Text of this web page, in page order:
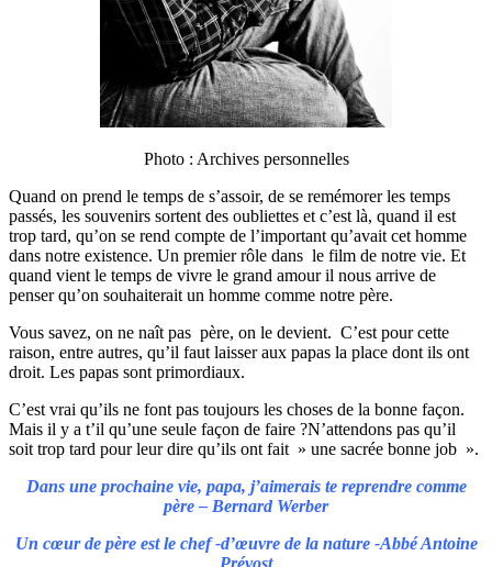
Photo : Archives personnelles
Quand on prend le temps de s’assoir, de se remémorer les temps
passés, les souvenirs sortent des oubliettes et c’est là, quand il est
trop tard, qu’on se rend compte de l’important qu’avait cet homme
dans notre existence. Un premier rôle dans le film de notre vie. Et
quand vient le temps de vivre le grand amour il nous arrive de
penser qu’on souhaiterait un homme comme notre père.
Vous savez, on ne naît pas père, on le devient. C’est pour cette
raison, entre autres, qu’il faut laisser aux papas la place dont ils ont
droit. Les papas sont primordiaux.
C’est vrai qu’ils ne font pas toujours les choses de la bonne façon.
Mais il y a t’il qu’une seule façon de faire ?N’attendons pas qu’il
soit trop tard pour leur dire qu’ils ont fait » une sacrée bonne job ».
Dans une prochaine vie, papa, j’aimerais te reprendre comme
père – Bernard Werber
Un cœur de père est le chef -d’œuvre de la nature -Abbé Antoine
Prévost